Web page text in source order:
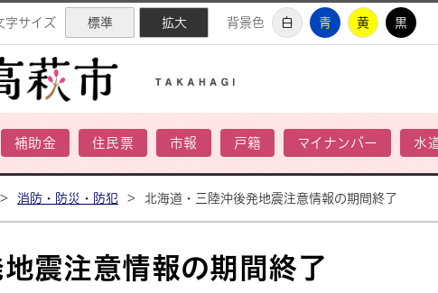
字サイズ 標準 拡大 背景色 白 青 黄 黒
補助金 住民票 市報 戸籍 マイナンバー 水
> 消防・防災・防犯 > 北海道・三陸沖後発地震注意情報の期間終了
震注意情報の期間終了